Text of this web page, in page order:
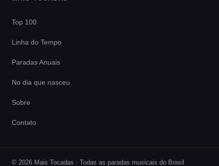
Top 100
Linha do Tempo
Paradas Anuais
No dia que nasceu
Sobre
Contato
© 2026 Mais Tocadas · Todas as paradas musicais do Brasil